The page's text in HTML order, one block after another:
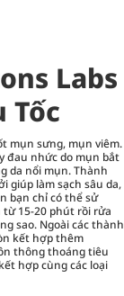
Labs
Tốc
mụn sưng, mụn viêm.
đau nhức do mụn bắt
da nổi mụn. Thành
giúp làm sạch sâu da,
bạn chỉ có thể sử
15-20 phút rồi rửa
sao. Ngoài các thành
kết hợp thêm
thông thoáng tiêu
hợp cùng các loại